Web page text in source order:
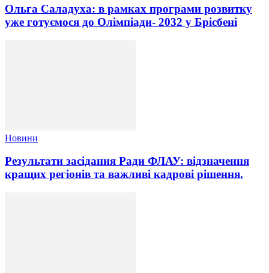
Ольга Саладуха: в рамках програми розвитку
уже готуємося до Олімпіади- 2032 у Брісбені
Новини
Результати засідання Ради ФЛАУ: відзначення
кращих регіонів та важливі кадрові рішення.